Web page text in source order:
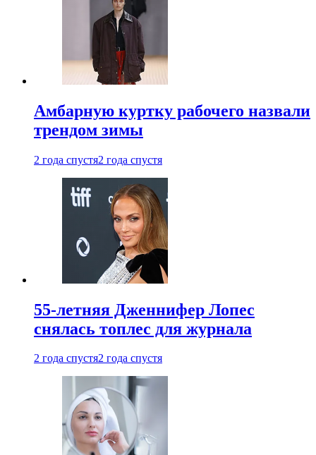
Амбарную куртку рабочего назвали
трендом зимы
2 года спустя2 года спустя
55-летняя Дженнифер Лопес
снялась топлес для журнала
2 года спустя2 года спустя